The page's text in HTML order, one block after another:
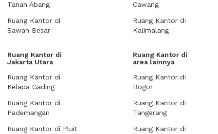
Tanah Abang
Ruang Kantor di
Sawah Besar
Cawang
Ruang Kantor di
Kalimalang
Ruang Kantor di
Jakarta Utara
Ruang Kantor di
Kelapa Gading
Ruang Kantor di
Pademangan
Ruang Kantor di Pluit
Ruang Kantor di
area lainnya
Ruang Kantor di
Bogor
Ruang Kantor di
Tangerang
Ruang Kantor di